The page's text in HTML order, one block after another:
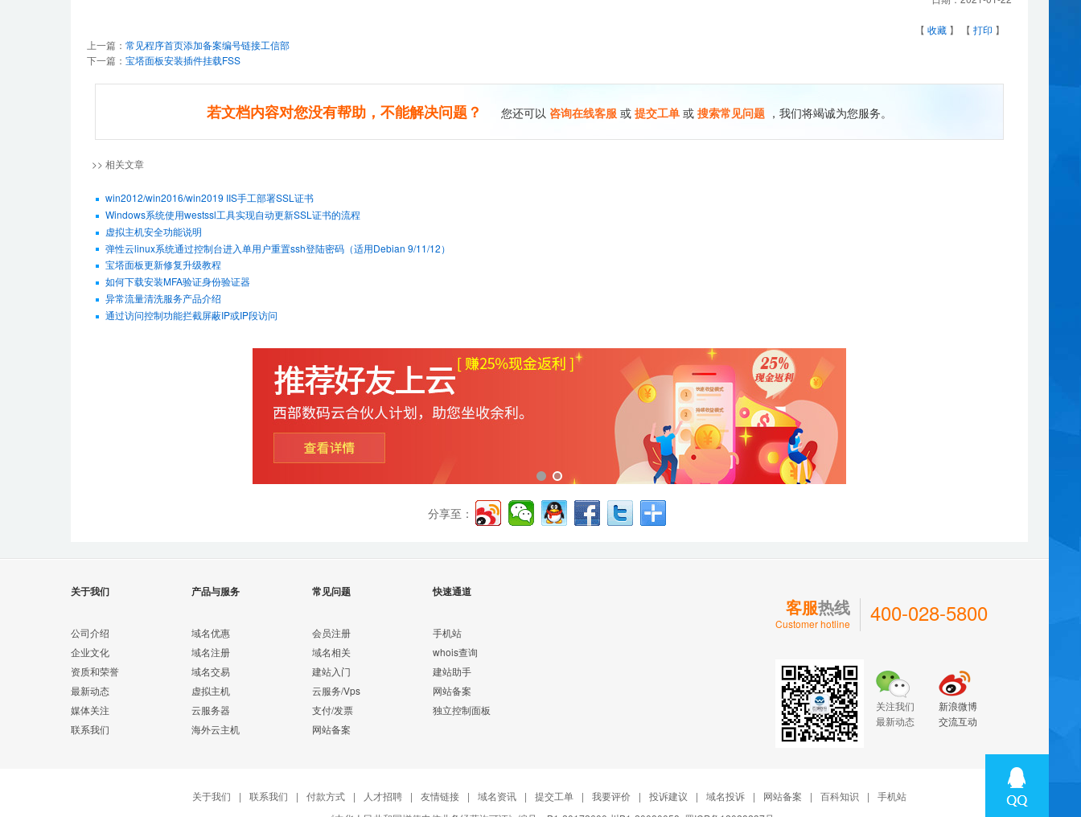
【 收藏 】 【 打印 】
上一篇： 常见程序首页添加备案编号链接工信部
下一篇： 宝塔面板安装插件挂载FSS
若文档内容对您没有帮助，不能解决问题？ 您还可以 咨询在线客服 或 提交工单 或 搜索常见问题 ，我们将竭诚为您服务。
>> 相关文章
win2012/win2016/win2019 IIS手工部署SSL证书
Windows系统使用westssl工具实现自动更新SSL证书的流程
虚拟主机安全功能说明
弹性云linux系统通过控制台进入单用户重置ssh登陆密码（适用Debian 9/11/12）
宝塔面板更新修复升级教程
如何下载安装MFA验证身份验证器
异常流量清洗服务产品介绍
通过访问控制功能拦截屏蔽IP或IP段访问
分享至：
关于我们
公司介绍
企业文化
资质和荣誉
最新动态
媒体关注
联系我们
产品与服务
域名优惠
域名注册
域名交易
虚拟主机
云服务器
海外云主机
常见问题
会员注册
域名相关
建站入门
云服务/Vps
支付/发票
网站备案
快速通道
手机站
whois查询
建站助手
网站备案
独立控制面板
客服热线
Customer hotline 400-028-5800
关注我们
最新动态
新浪微博
交流互动
关于我们 | 联系我们 | 付款方式 | 人才招聘 | 友情链接 | 域名资讯 | 提交工单 | 我要评价 | 投诉建议 | 域名投诉 | 网站备案 | 百科知识 |
手机站